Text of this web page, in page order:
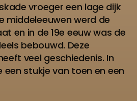
vroeger een lage dijk
middeleeuwen werd de
en in de 19e eeuw was de
bebouwd. Deze
veel geschiedenis. In
een stukje van toen en een